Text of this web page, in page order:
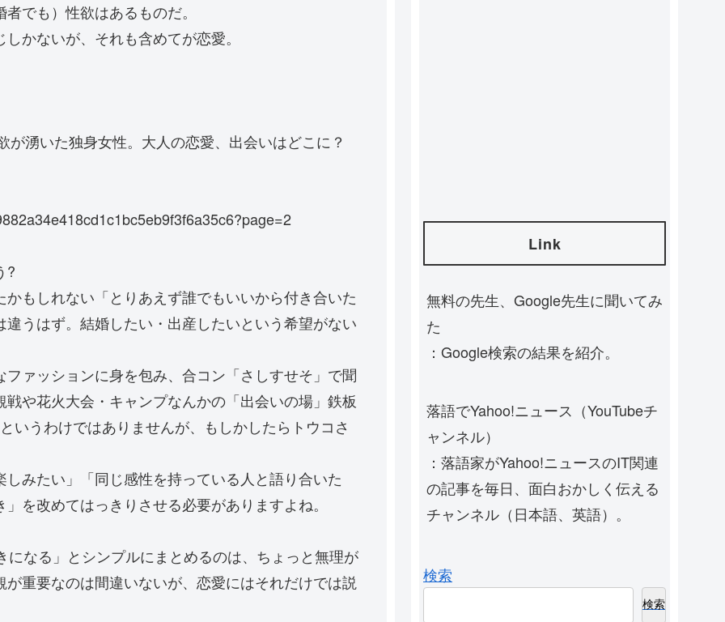
でも）性欲はあるものだ。
かないが、それも含めてが恋愛。
湧いた独身女性。大人の恋愛、出会いはどこに？
?
もしれない「とりあえず誰でもいいから付き合いた
うはず。結婚したい・出産したいという希望がない
ァッションに身を包み、合コン「さしすせそ」で聞
や花火大会・キャンプなんかの「出会いの場」鉄板
うわけではありませんが、もしかしたらトウコさ
みたい」「同じ感性を持っている人と語り合いた
を改めてはっきりさせる必要がありますよね。
なる」とシンプルにまとめるのは、ちょっと無理が
重要なのは間違いないが、恋愛にはそれだけでは説
Link
無料の先生、Google先生に聞いてみ
た
：Google検索の結果を紹介。
落語でYahoo!ニュース（YouTubeチ
ャンネル）
：落語家がYahoo!ニュースのIT関連
の記事を毎日、面白おかしく伝える
チャンネル（日本語、英語）。
検索
検索